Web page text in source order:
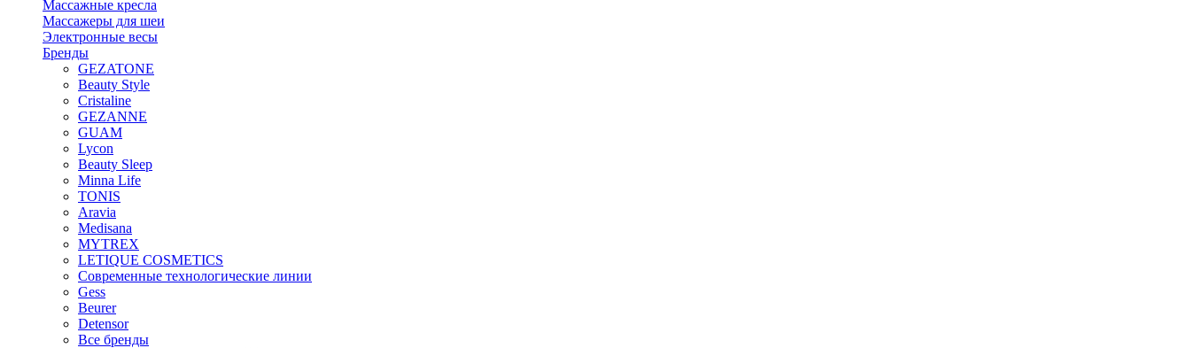
Массажные кресла
Массажеры для шеи
Электронные весы
Бренды
GEZATONE
Beauty Style
Cristaline
GEZANNE
GUAM
Lycon
Beauty Sleep
Minna Life
TONIS
Aravia
Medisana
MYTREX
LETIQUE COSMETICS
Современные технологические линии
Gess
Beurer
Detensor
Все бренды